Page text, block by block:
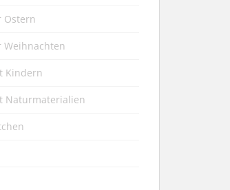
Ostern
Weihnachten
Kindern
Naturmaterialien